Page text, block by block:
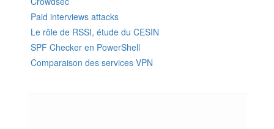
Paid interviews attacks
Le rôle de RSSI, étude du CESIN
SPF Checker en PowerShell
Comparaison des services VPN